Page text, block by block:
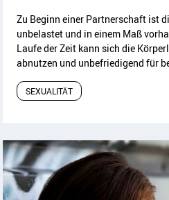
Zu Beginn einer Partnerschaft ist
unbelastet und in einem Maß
Laufe der Zeit kann sich die
abnutzen und unbefriedigend für
SEXUALITÄT